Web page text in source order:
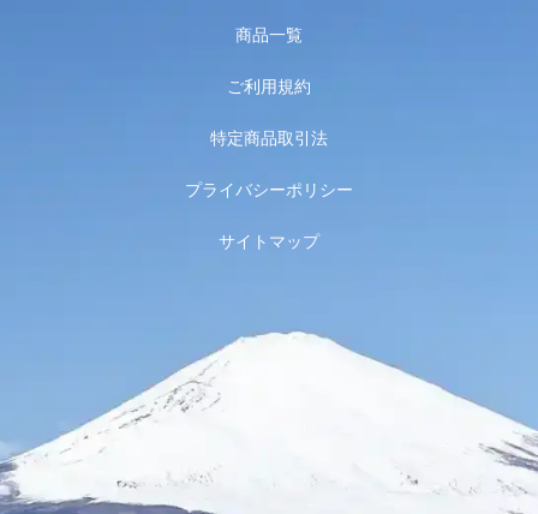
商品一覧
ご利用規約
特定商品取引法
プライバシーポリシー
サイトマップ